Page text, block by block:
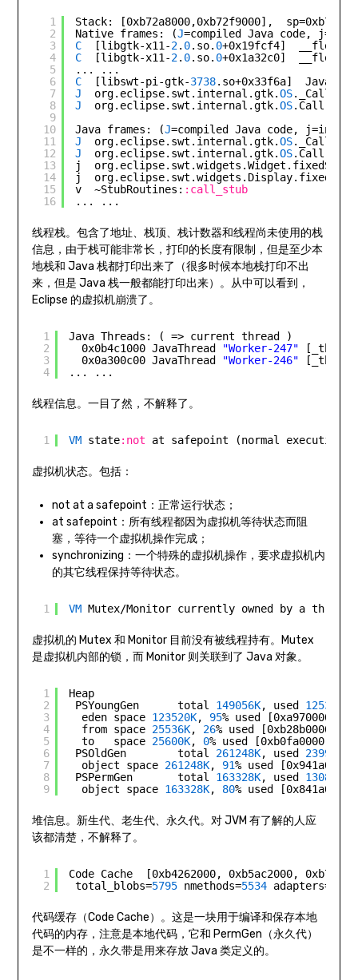
1
2
3
4
5
6
7
8
9
10
11
12
13
14
15
16
Stack: [0xb72a8000,0xb72f9000],
Native frames: (J=compiled Java code,
C
[libgtk-x11-2. 0.so. 0+0x19fcf4]
C
[libgtk-x11-2. 0.so. 0+0x1a32c0]
... ...
C
[libswt-pi-gtk-3738.so+0x33f6a]
J
org.eclipse.swt.internal.gtk.OS._Call(
J
org.eclipse.swt.internal.gtk.OS.Call(
Java frames: (J=compiled Java code,
J
org.eclipse.swt.internal.gtk.OS._Call(
J
org.eclipse.swt.internal.gtk.OS.Call(
j
j
v  ~StubRoutines: :call_stub
... ...
线程栈。包含了地址、栈顶、栈计数器和线程尚未使用的栈
信息，由于栈可能非常长，打印的长度有限制，但是至少本
地栈和 Java 栈都打印出来了（很多时候本地栈打印不出
来，但是 Java 栈一般都能打印出来）。从中可以看到，
Eclipse 的虚拟机崩溃了。
1
2
3
4
Java Threads: ( => current thread )
0x0b4c1000 JavaThread
"Worker-247"
0x0a300c00 JavaThread
"Worker-246"
... ...
线程信息。一目了然，不解释了。
1 VM state:not at safepoint (normal execution)
虚拟机状态。包括：
not at a safepoint：正常运行状态；
at safepoint：所有线程都因为虚拟机等待状态而阻
塞，等待一个虚拟机操作完成；
synchronizing：一个特殊的虚拟机操作，要求虚拟机内
的其它线程保持等待状态。
1 VM Mutex/Monitor currently owned by a thread:
虚拟机的 Mutex 和 Monitor 目前没有被线程持有。Mutex
是虚拟机内部的锁，而 Monitor 则关联到了 Java 对象。
1
2
3
4
5
6
7
8
9
Heap
PSYoungGen      total 149056K, used 125317K
eden space 123520K, 95% used
from space 25536K, 26% used
to   space 25600K, 0% used
PSOldGen        total 261248K, used 239964K
object space 261248K, 91% used
PSPermGen       total 163328K, used 130819K
object space 163328K, 80% used
堆信息。新生代、老生代、永久代。对 JVM 有了解的人应
该都清楚，不解释了。
1
2
Code Cache  [0xb4262000, 0xb5ac2000,
total_blobs=5795 nmethods=5534 adapters=
代码缓存（Code Cache）。这是一块用于编译和保存本地
代码的内存，注意是本地代码，它和 PermGen（永久代）
是不一样的，永久带是用来存放 Java 类定义的。